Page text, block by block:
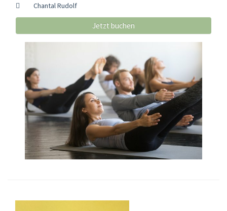
Chantal Rudolf
Jetzt buchen